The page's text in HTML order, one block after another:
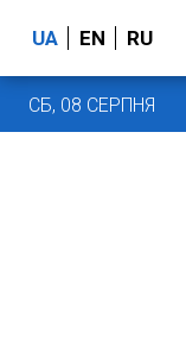
UA EN RU
СБ, 08 СЕРПНЯ